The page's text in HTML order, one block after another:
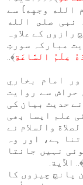
الله وجهه) سے
نبی صلى الله
کے علاوہ
مبارکہ سورتِ
عِلْمُ السَّاعَةِ﴾..
امام بخاري
حراش سے روایت
حدیث بیان کی
علم ایسا بھی
والسلام نے
ہے، اور وہ
نہیں جانتا
﴾.. الآية.
پانچ چیزوں کا